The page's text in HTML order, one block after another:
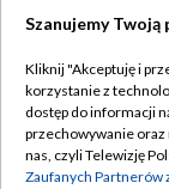
Abonament
Emisja w TVP
Szanujemy Twoją
Kliknij "Akceptuję i
korzystanie z
dostęp do informacji
przechowywanie oraz
nas, czyli Telewizję
Zaufanych Partnerów